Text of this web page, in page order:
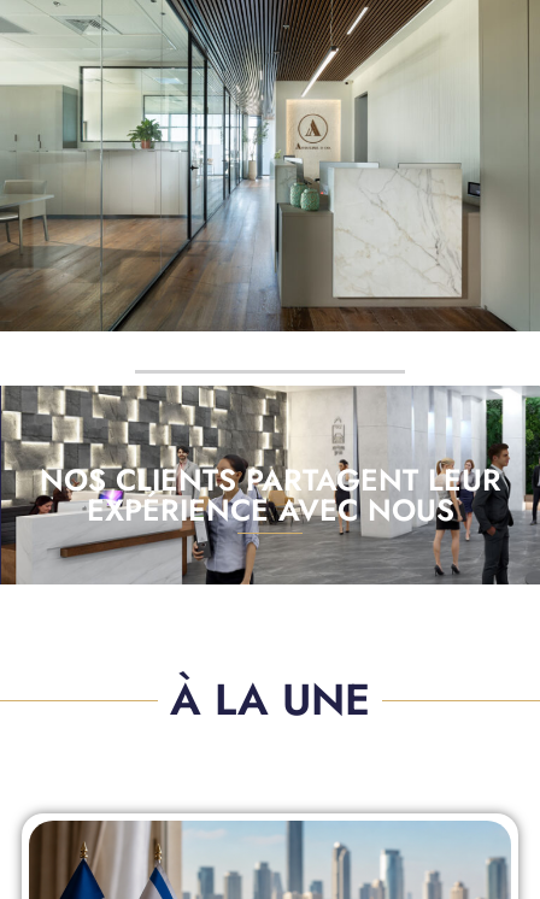
NOS CLIENTS PARTAGENT LEUR
EXPÉRIENCE AVEC NOUS
À LA UNE